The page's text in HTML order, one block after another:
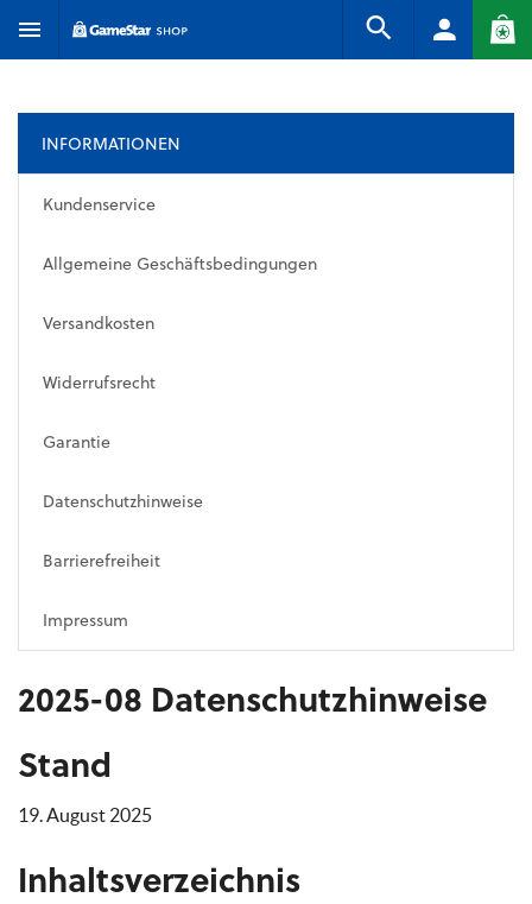
INFORMATIONEN
Kundenservice
Allgemeine Geschäftsbedingungen
Versandkosten
Widerrufsrecht
Garantie
Datenschutzhinweise
Barrierefreiheit
Impressum
2025-08 Datenschutzhinweise
Stand
19. August 2025
Inhaltsverzeichnis